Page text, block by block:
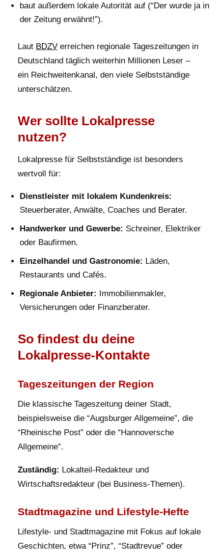
baut außerdem lokale Autorität auf (“Der wurde ja in
der Zeitung erwähnt!”).
Laut BDZV erreichen regionale Tageszeitungen in
Deutschland täglich weiterhin Millionen Leser –
ein Reichweitenkanal, den viele Selbstständige
unterschätzen.
Wer sollte Lokalpresse
nutzen?
Lokalpresse für Selbstständige ist besonders
wertvoll für:
Dienstleister mit lokalem Kundenkreis:
Steuerberater, Anwälte, Coaches und Berater.
Handwerker und Gewerbe: Schreiner, Elektriker
oder Baufirmen.
Einzelhandel und Gastronomie: Läden,
Restaurants und Cafés.
Regionale Anbieter:
Immobilienmakler,
Versicherungen oder Finanzberater.
So findest du deine
Lokalpresse-Kontakte
Tageszeitungen der Region
Die klassische Tageszeitung deiner Stadt,
beispielsweise die “Augsburger Allgemeine”, die
“Rheinische Post” oder die “Hannoversche
Allgemeine”.
Zuständig: Lokalteil-Redakteur und
Wirtschaftsredakteur (bei Business-Themen).
Stadtmagazine und Lifestyle-Hefte
Lifestyle- und Stadtmagazine mit Fokus auf lokale
Geschichten, etwa “Prinz”, “Stadtrevue” oder